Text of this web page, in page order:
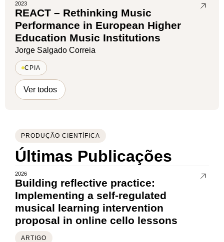
2023
REACT – Rethinking Music
Performance in European Higher
Education Music Institutions
Jorge Salgado Correia
CPIA
Ver todos
PRODUÇÃO CIENTÍFICA
Últimas Publicações
2026
Building reflective practice:
Implementing a self-regulated
musical learning intervention
proposal in online cello lessons
ARTIGO